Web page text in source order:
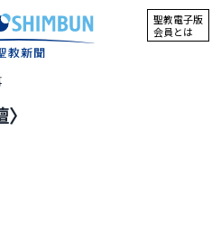
聖教電子版
会員とは